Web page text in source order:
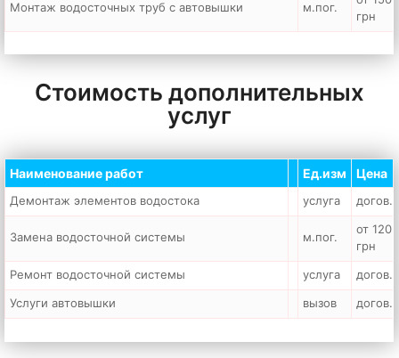
Монтаж водосточных труб с автовышки м.пог.
грн
Стоимость дополнительных
услуг
Наименование работ Ед.изм Цена
Демонтаж элементов водостока услуга догов.
Замена водосточной системы м.пог.
от 120
грн
Ремонт водосточной системы
услуга
догов.
Услуги автовышки
вызов догов.